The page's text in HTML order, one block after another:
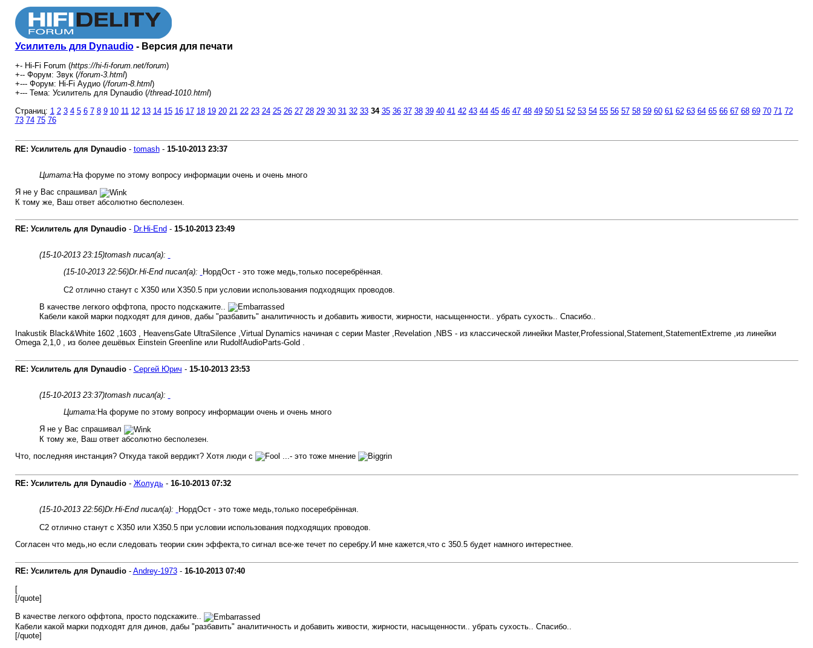
Усилитель для Dynaudio- Версия для печати
+- Hi-Fi Forum (https://hi-fi-forum.net/forum)
+-- Форум: Звук (/forum-3.html)
+--- Форум: Hi-Fi Аудио (/forum-8.html)
+--- Тема: Усилитель для Dynaudio (/thread-1010.html)
Страниц: 1 2 3 4 5 6 7 8 9 10 11 12 13 14 15 16 17 18 19 20 21 22 23 24 25 26 27 28 29 30 31 32 33 34 35 36 37 38 39 40 41 42 43 44 45 46 47 48 49 50 51 52 53 54 55 56 57 58 59 60 61 62 63 64 65 66 67 68 69 70 71 72
73 74 75 76
RE: Усилитель для Dynaudio- tomash- 15-10-2013 23:37
Цитата: На форуме по этому вопросу информации очень и очень много
Я не у Вас спрашивал
К тому же, Ваш ответ абсолютно бесполезен.
RE: Усилитель для Dynaudio- Dr.Hi-End- 15-10-2013 23:49
(15-10-2013 23:15)tomash писал(а):
(15-10-2013 22:56)Dr.Hi-End писал(а):
НордОст - это тоже медь,только посеребрённая.
С2 отлично станут с Х350 или Х350.5 при условии использования подходящих проводов.
В качестве легкого оффтопа, просто подскажите..
Кабели какой марки подходят для динов, дабы "разбавить" аналитичность и добавить живости, жирности, насыщенности.. убрать сухость.. Спасибо..
Inakustik Black&White 1602 ,1603 , HeavensGate UltraSilence ,Virtual Dynamics начиная с серии Master ,Revelation ,NBS - из классической линейки Master,Professional,Statement,StatementExtreme ,из линейки
Omega 2,1,0 , из более дешёвых Einstein Greenline или RudolfAudioParts-Gold .
RE: Усилитель для Dynaudio- Сергей Юрич - 15-10-2013 23:53
(15-10-2013 23:37)tomash писал(а):
Цитата: На форуме по этому вопросу информации очень и очень много
Я не у Вас спрашивал
К тому же, Ваш ответ абсолютно бесполезен.
Что, последняя инстанция? Откуда такой вердикт? Хотя люди с
...- это тоже мнение
RE: Усилитель для Dynaudio- Жолудь- 16-10-2013 07:32
(15-10-2013 22:56)Dr.Hi-End писал(а):
НордОст - это тоже медь,только посеребрённая.
С2 отлично станут с Х350 или Х350.5 при условии использования подходящих проводов.
Согласен что медь,но если следовать теории скин эффекта,то сигнал все-же течет по серебру.И мне кажется,что с 350.5 будет намного интерестнее.
RE: Усилитель для Dynaudio- Andrey-1973- 16-10-2013 07:40
[
[/quote]
В качестве легкого оффтопа, просто подскажите..
Кабели какой марки подходят для динов, дабы "разбавить" аналитичность и добавить живости, жирности, насыщенности.. убрать сухость.. Спасибо..
[/quote]